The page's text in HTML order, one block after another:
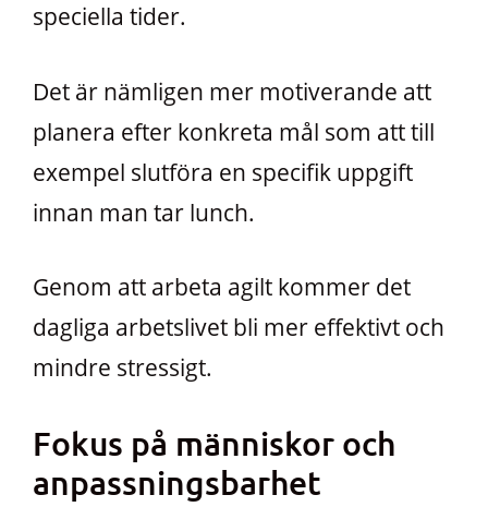
speciella tider.
Det är nämligen mer motiverande att
planera efter konkreta mål som att till
exempel slutföra en specifik uppgift
innan man tar lunch.
Genom att arbeta agilt kommer det
dagliga arbetslivet bli mer effektivt och
mindre stressigt.
Fokus på människor och
anpassningsbarhet